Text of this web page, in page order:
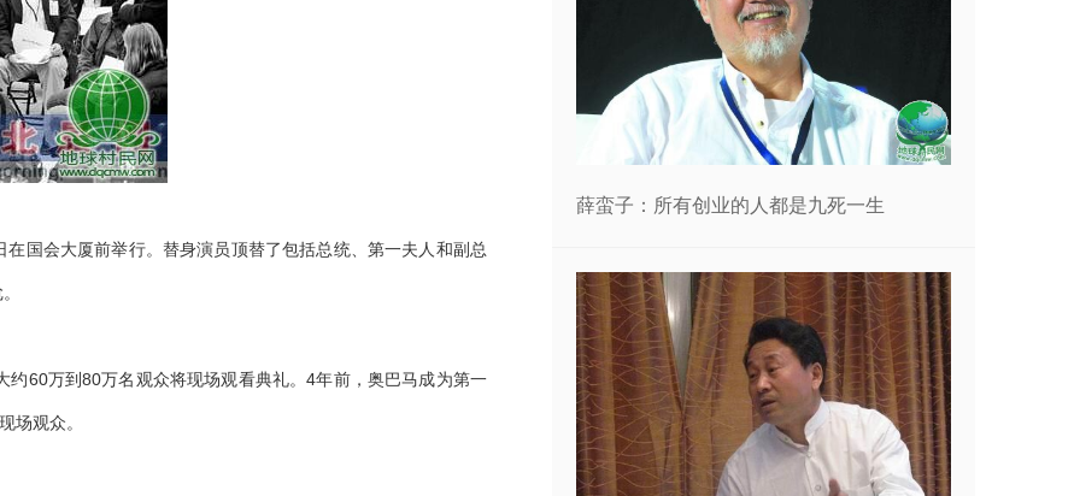
国会大厦前举行。替身演员顶替了包括总统、第一夫人和副总
万到80万名观众将现场观看典礼。4年前，奥巴马成为第一
场观众。
薛蛮子：所有创业的人都是九死一生